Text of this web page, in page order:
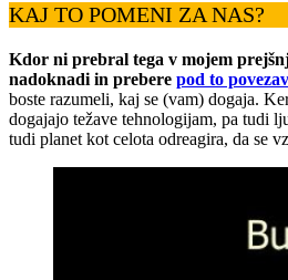
KAJ TO POMENI ZA NAS?
Kdor ni prebral tega v mojem
nadoknadi in prebere pod to
boste razumeli, kaj se (vam) dogaja.
dogajajo težave tehnologijam, pa tudi
tudi planet kot celota odreagira, da se